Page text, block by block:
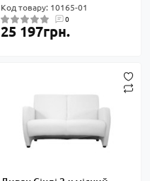
Код товару: 10165-01
0
25 197грн.